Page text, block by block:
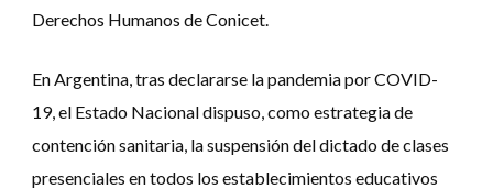
Derechos Humanos de Conicet.
En Argentina, tras declararse la pandemia por COVID-
19, el Estado Nacional dispuso, como estrategia de
contención sanitaria, la suspensión del dictado de clases
presenciales en todos los establecimientos educativos